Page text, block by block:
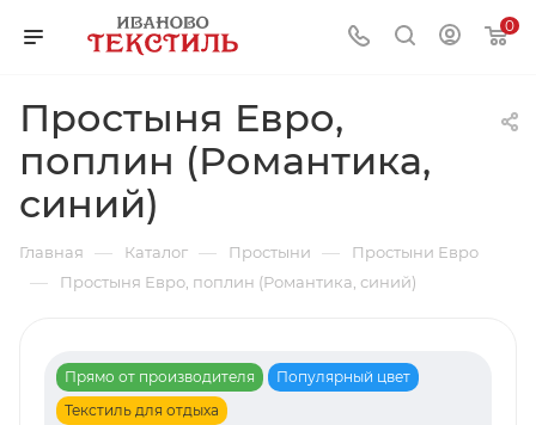
0
Простыня Евро,
поплин (Романтика,
синий)
Главная — Каталог — Простыни — Простыни Евро
— Простыня Евро, поплин (Романтика, синий)
Прямо от производителя
Популярный цвет
Текстиль для отдыха